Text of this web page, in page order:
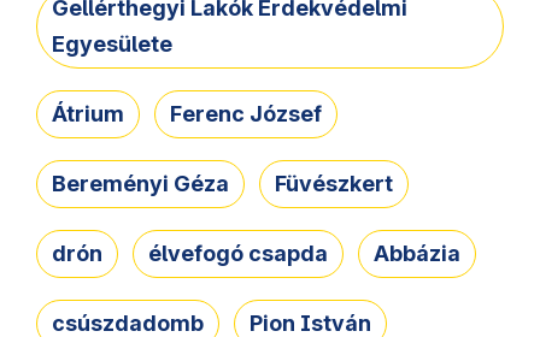
Gellérthegyi Lakók Érdekvédelmi
Egyesülete
Átrium Ferenc József
Bereményi Géza Füvészkert
drón élvefogó csapda Abbázia
csúszdadomb Pion István